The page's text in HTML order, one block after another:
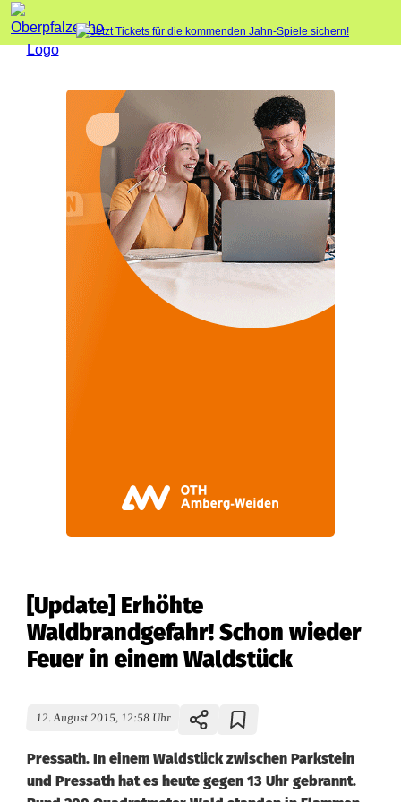
[Update] Erhöhte
Waldbrandgefahr! Schon wieder
Feuer in einem Waldstück
12. August 2015, 12:58 Uhr
Pressath. In einem Waldstück zwischen Parkstein
und Pressath hat es heute gegen 13 Uhr gebrannt.